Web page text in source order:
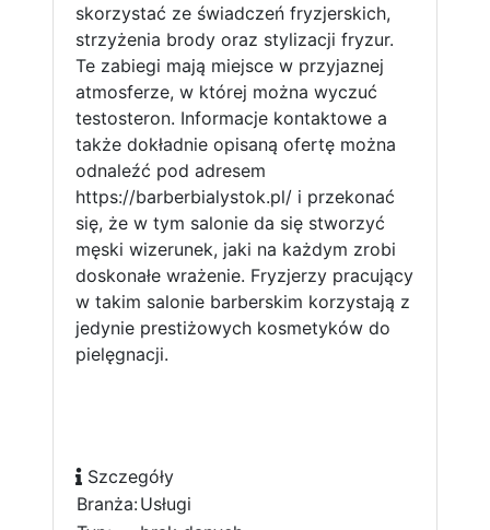
skorzystać ze świadczeń fryzjerskich,
strzyżenia brody oraz stylizacji fryzur.
Te zabiegi mają miejsce w przyjaznej
atmosferze, w której można wyczuć
testosteron. Informacje kontaktowe a
także dokładnie opisaną ofertę można
odnaleźć pod adresem
https://barberbialystok.pl/ i przekonać
się, że w tym salonie da się stworzyć
męski wizerunek, jaki na każdym zrobi
doskonałe wrażenie. Fryzjerzy pracujący
w takim salonie barberskim korzystają z
jedynie prestiżowych kosmetyków do
pielęgnacji.
Szczegóły
Branża:Usługi